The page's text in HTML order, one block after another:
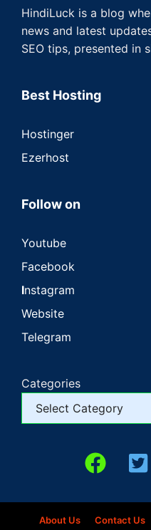
HindiLuck is a blog
news and latest
SEO tips, presented in
Best Hosting
Hostinger
Ezerhost
Follow on
Youtube
Facebook
Instagram
Website
Telegram
Categories
About Us Contact Us